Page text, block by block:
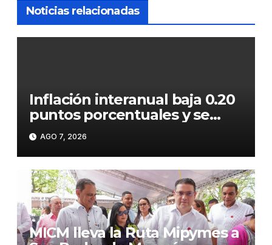
Noticias relacionadas
Inflación interanual baja 0.20
puntos porcentuales y se
sitúa en 5.47 %
AGO 7, 2026
MICM lleva la Ruta Mipymes a